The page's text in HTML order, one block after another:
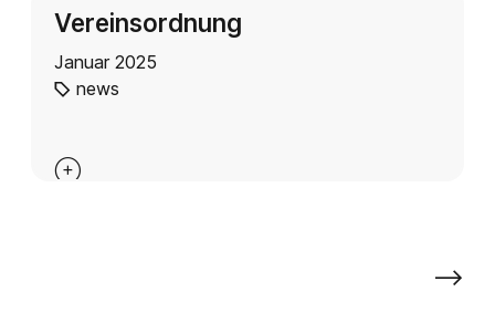
Vereinsordnung
Januar 2025
news

⟶